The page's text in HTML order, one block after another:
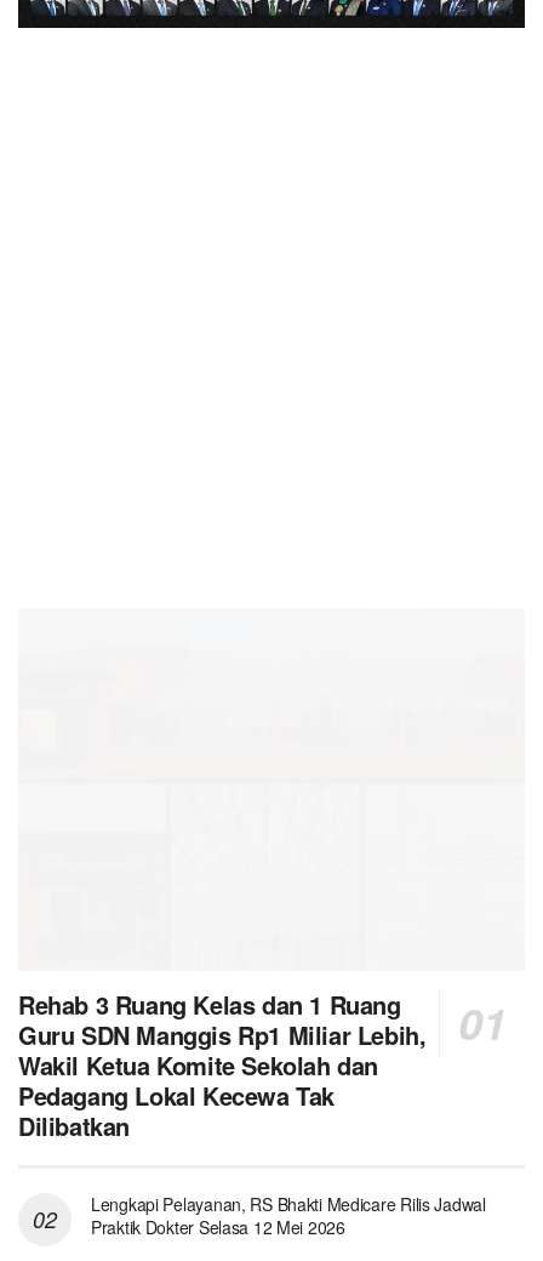
Rehab 3 Ruang Kelas dan 1 Ruang
Guru SDN Manggis Rp1 Miliar Lebih,
Wakil Ketua Komite Sekolah dan
Pedagang Lokal Kecewa Tak
Dilibatkan
Lengkapi Pelayanan, RS Bhakti Medicare Rilis Jadwal
Praktik Dokter Selasa 12 Mei 2026